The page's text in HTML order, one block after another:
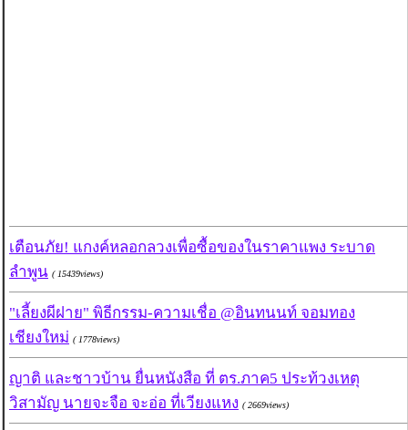
เตือนภัย! แกงค์หลอกลวงเพื่อซื้อของในราคาแพง ระบาด
ลำพูน ( 15439views)
"เลี้ยงผีฝาย" พิธีกรรม-ความเชื่อ @อินทนนท์ จอมทอง
เชียงใหม่ ( 1778views)
ญาติ และชาวบ้าน ยื่นหนังสือ ที่ ตร.ภาค5 ประท้วงเหตุ
วิสามัญ นายจะจือ จะอ่อ ที่เวียงแหง ( 2669views)